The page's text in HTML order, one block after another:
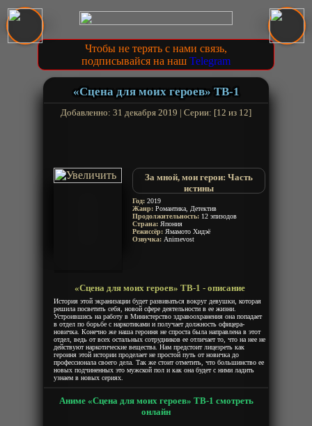
Чтобы не терять с нами связь,
подписывайся на наш Telegram
«Сцена для моих героев» ТВ-1
Добавленно: 31 декабря 2019 | Серии: [12 из 12]
За мной, мои герои: Часть
истины
Stand My Heroes: Piece of Truth
Год: 2019
Жанр: Романтика, Детектив
Продолжительность: 12 эпизодов
Страна: Япония
Режиссёр: Ямамото Хидэё
Озвучка: Animevost
«Сцена для моих героев» ТВ-1 - описание
История этой экранизации будет развиваться вокруг девушки, которая
решила посветить себя, новой сфере деятельности в ее жизни.
Устроившись на работу в Министерство здравоохранения она попадает
в отдел по борьбе с наркотиками и получает должность офицера-
новичка. Конечно же наша героиня не спроста была направлена в этот
отдел, ведь от всех остальных сотрудников ее отличает то, что на нее не
действуют наркотические вещества. Нам предстоит лицезреть как
героиня этой истории проделает не простой путь от новичка до
профессионала своего дела. Так же стоит отметить, что большинство ее
новых подчиненных это мужской пол и как она будет с ними ладить
узнаем в новых сериях.
Аниме «Сцена для моих героев» ТВ-1 смотреть
онлайн